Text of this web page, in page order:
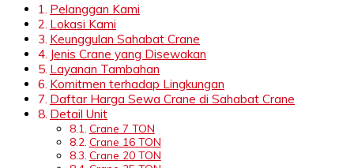
Pelanggan Kami
Lokasi Kami
Keunggulan Sahabat Crane
Jenis Crane yang Disewakan
Layanan Tambahan
Komitmen terhadap Lingkungan
Daftar Harga Sewa Crane di Sahabat Crane
Detail Unit
Crane 7 TON
Crane 16 TON
Crane 20 TON